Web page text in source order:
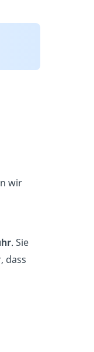
wir
. Sie
dass